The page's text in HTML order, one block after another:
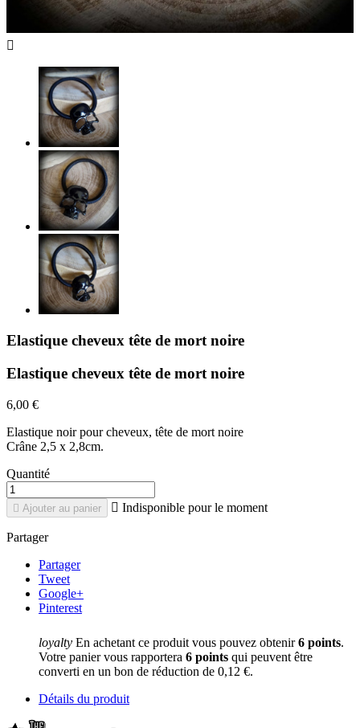

Elastique cheveux tête de mort noire
Elastique cheveux tête de mort noire
6,00 €
Elastique noir pour cheveux, tête de mort noire
Crâne 2,5 x 2,8cm.
Quantité
 Ajouter au panier  Indisponible pour le moment
Partager
Partager
Tweet
Google+
Pinterest
loyalty En achetant ce produit vous pouvez obtenir6 points.
Votre panier vous rapportera 6 points qui peuvent être
converti en un bon de réduction de 0,12 €.
Détails du produit